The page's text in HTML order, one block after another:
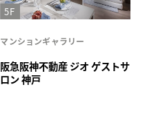
マンションギャラリー
阪急阪神不動産 ジオ ゲストサ
ロン 神戸
5F